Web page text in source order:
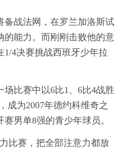
备战法网，在罗兰加洛斯试
的能力。而刚刚击败他的意
1/4决赛挑战西班牙少年拉
场比赛中以6比1、6比4战胜
成为2007年德约科维奇之
男单8强的青少年球员。
比赛，把全部注意力都放